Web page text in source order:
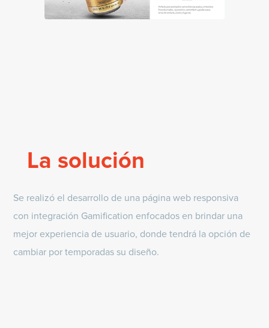
La solución
Se realizó el desarrollo de una página web responsiva
con integración Gamification enfocados en brindar una
mejor experiencia de usuario, donde tendrá la opción de
cambiar por temporadas su diseño.